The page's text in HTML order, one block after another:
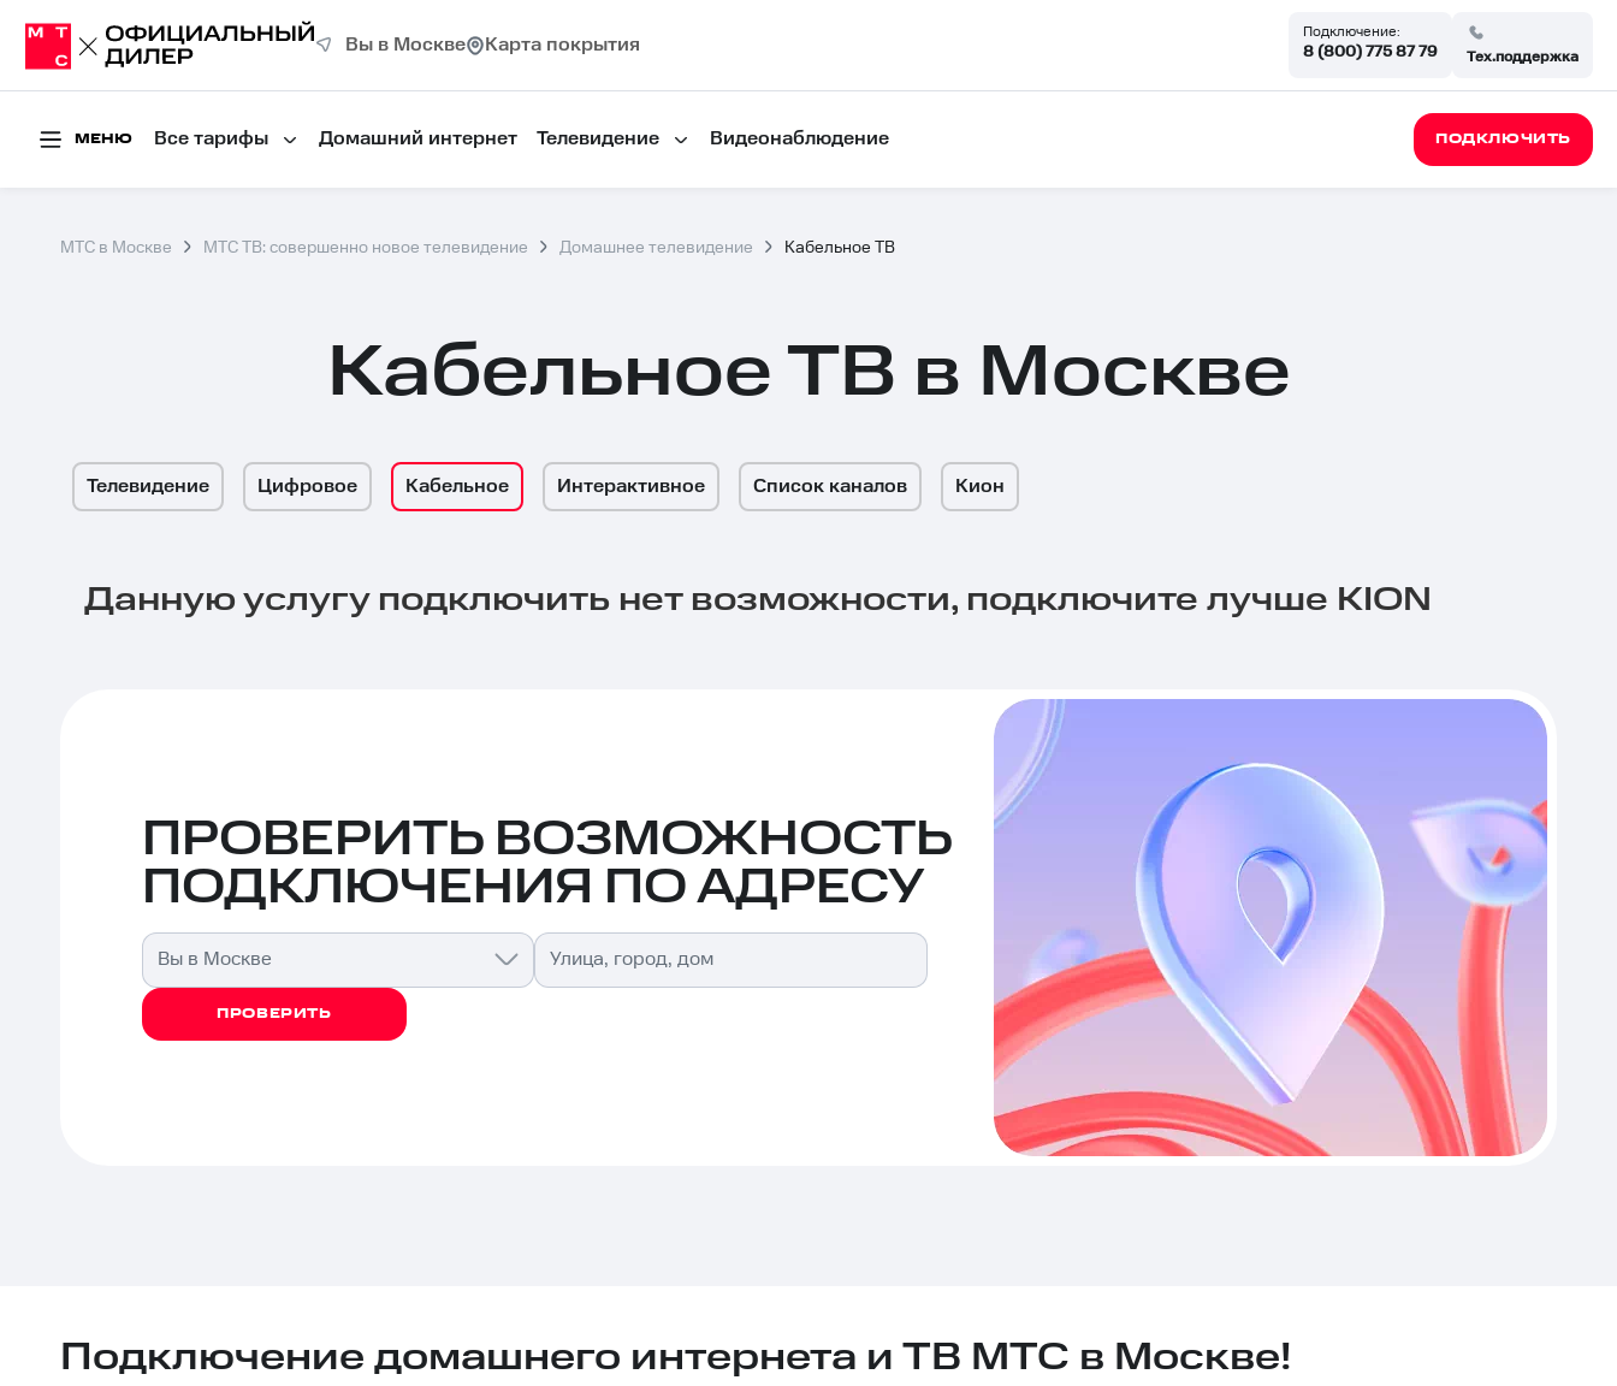
Вы в Москве Карта покрытия
Подключение:
8 (800) 775 87 79 Тех.поддержка
МЕНЮ Все тарифы Домашний интернет Телевидение Видеонаблюдение ПОДКЛЮЧИТЬ
МТС в Москве МТС ТВ: совершенно новое телевидение Домашнее телевидение Кабельное ТВ
Кабельное ТВ в Москве
Телевидение Цифровое Кабельное Интерактивное Список каналов Кион
Данную услугу подключить нет возможности, подключите лучше KION
ПРОВЕРИТЬ ВОЗМОЖНОСТЬ
ПОДКЛЮЧЕНИЯ ПО АДРЕСУ
Вы в Москве Улица, город, дом
ПРОВЕРИТЬ
Подключение домашнего интернета и ТВ МТС в Москве!